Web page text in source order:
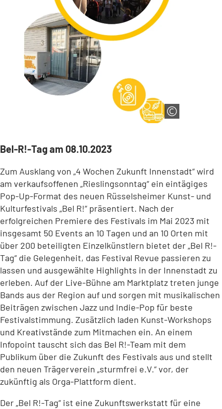
Bel-R!-Tag am 08.10.2023
Zum Ausklang von „4 Wochen Zukunft Innenstadt“ wird
am verkaufsoffenen „Rieslingsonntag“ ein eintägiges
Pop-Up-Format des neuen Rüsselsheimer Kunst- und
Kulturfestivals „Bel R!“ präsentiert. Nach der
erfolgreichen Premiere des Festivals im Mai 2023 mit
insgesamt 50 Events an 10 Tagen und an 10 Orten mit
über 200 beteiligten Einzelkünstlern bietet der „Bel R!-
Tag“ die Gelegenheit, das Festival Revue passieren zu
lassen und ausgewählte Highlights in der Innenstadt zu
erleben. Auf der Live-Bühne am Marktplatz treten junge
Bands aus der Region auf und sorgen mit musikalischen
Beiträgen zwischen Jazz und Indie-Pop für beste
Festivalstimmung. Zusätzlich laden Kunst-Workshops
und Kreativstände zum Mitmachen ein. An einem
Infopoint tauscht sich das Bel R!-Team mit dem
Publikum über die Zukunft des Festivals aus und stellt
den neuen Trägerverein „sturmfrei e.V.“ vor, der
zukünftig als Orga-Plattform dient.
Der „Bel R!-Tag“ ist eine Zukunftswerkstatt für eine